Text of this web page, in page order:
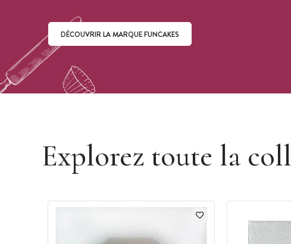
DÉCOUVRIR LA MARQUE FUNCAKES
Explorez toute la